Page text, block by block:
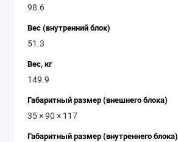
98.6
Вес (внутренний блок)
51.3
Вес, кг
149.9
Габаритный размер (внешнего блока)
35 × 90 × 117
Габаритный размер (внутреннего блока)